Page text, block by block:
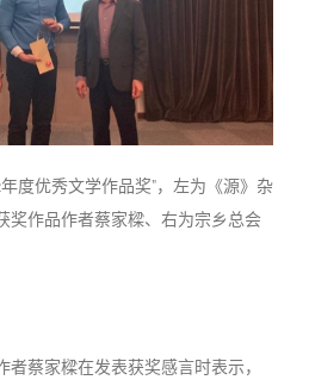
度优秀文学作品奖”，左为《源》杂
奖作品作者蔡家樑、右为宗乡总会
蔡家樑在发表获奖感言时表示，